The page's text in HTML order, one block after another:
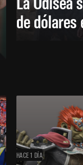
de
HACE 1 DÍA